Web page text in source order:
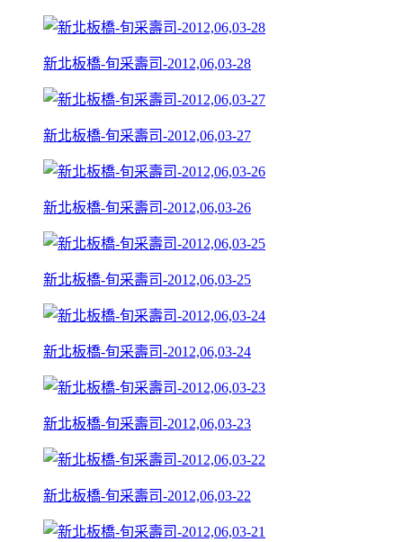
新北板橋-旬采壽司-2012,06,03-28
新北板橋-旬采壽司-2012,06,03-27
新北板橋-旬采壽司-2012,06,03-26
新北板橋-旬采壽司-2012,06,03-25
新北板橋-旬采壽司-2012,06,03-24
新北板橋-旬采壽司-2012,06,03-23
新北板橋-旬采壽司-2012,06,03-22